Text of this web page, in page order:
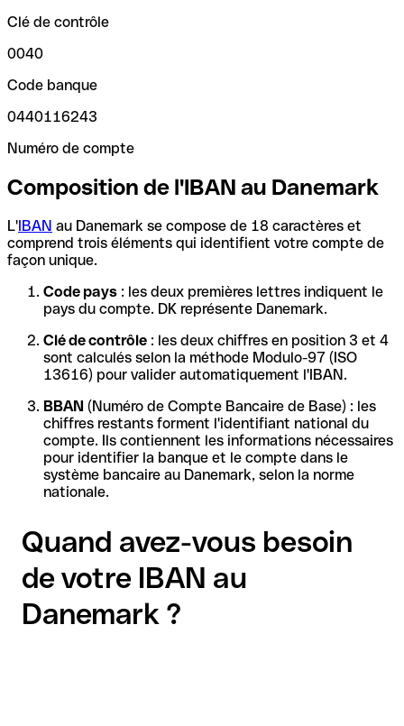
Clé de contrôle
0040
Code banque
0440116243
Numéro de compte
Composition de l'IBAN au Danemark
L'IBAN au Danemark se compose de 18 caractères et
comprend trois éléments qui identifient votre compte de
façon unique.
Code pays : les deux premières lettres indiquent le
pays du compte. DK représente Danemark.
Clé de contrôle : les deux chiffres en position 3 et 4
sont calculés selon la méthode Modulo-97 (ISO
13616) pour valider automatiquement l'IBAN.
BBAN (Numéro de Compte Bancaire de Base) : les
chiffres restants forment l'identifiant national du
compte. Ils contiennent les informations nécessaires
pour identifier la banque et le compte dans le
système bancaire au Danemark, selon la norme
nationale.
Quand avez-vous besoin
de votre IBAN au
Danemark ?